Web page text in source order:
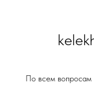
По всем вопросам